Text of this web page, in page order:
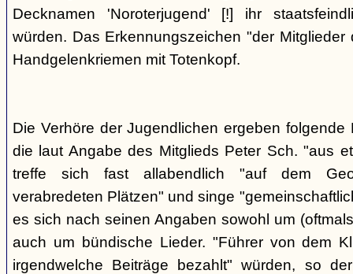
Decknamen 'Noroterjugend' [!] ihr
würden. Das Erkennungszeichen "der Mitglieder
Handgelenkriemen mit Totenkopf.
Die Verhöre der Jugendlichen ergeben folgende
die laut Angabe des Mitglieds Peter Sch. "aus
treffe sich fast allabendlich "auf dem
verabredeten Plätzen" und singe
es sich nach seinen Angaben sowohl um
auch um bündische Lieder. "Führer von dem
irgendwelche Beiträge bezahlt" würden, so